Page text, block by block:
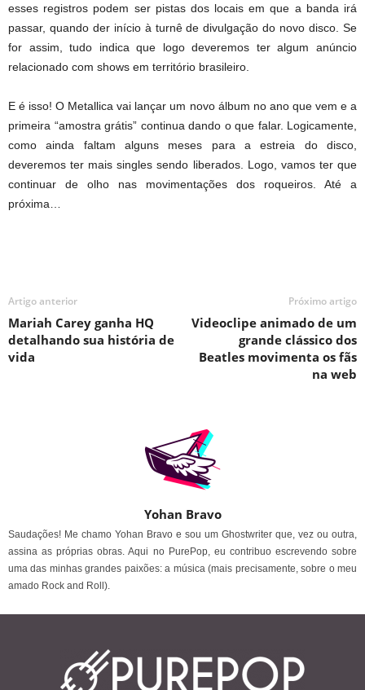
esses registros podem ser pistas dos locais em que a banda irá
passar, quando der início à turnê de divulgação do novo disco. Se
for assim, tudo indica que logo deveremos ter algum anúncio
relacionado com shows em território brasileiro.
E é isso! O Metallica vai lançar um novo álbum no ano que vem e a
primeira “amostra grátis” continua dando o que falar. Logicamente,
como ainda faltam alguns meses para a estreia do disco,
deveremos ter mais singles sendo liberados. Logo, vamos ter que
continuar de olho nas movimentações dos roqueiros. Até a
próxima…
Artigo anterior
Mariah Carey ganha HQ
detalhando sua história de
vida
Próximo artigo
Videoclipe animado de um
grande clássico dos
Beatles movimenta os fãs
na web
Yohan Bravo
Saudações! Me chamo Yohan Bravo e sou um Ghostwriter que, vez ou outra,
assina as próprias obras. Aqui no PurePop, eu contribuo escrevendo sobre
uma das minhas grandes paixões: a música (mais precisamente, sobre o meu
amado Rock and Roll).